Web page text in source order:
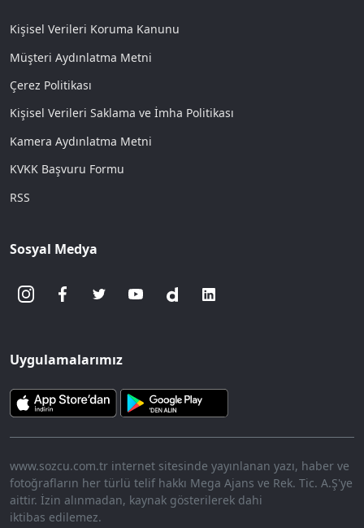
Kişisel Verileri Koruma Kanunu
Müşteri Aydınlatma Metni
Çerez Politikası
Kişisel Verileri Saklama ve İmha Politikası
Kamera Aydınlatma Metni
KVKK Başvuru Formu
RSS
Sosyal Medya
Uygulamalarımız
www.sozcu.com.tr internet sitesinde yayınlanan yazı, haber ve
fotoğrafların her türlü telif hakkı Mega Ajans ve Rek. Tic. A.Ş'ye
aittir. İzin alınmadan, kaynak gösterilerek dahi
iktibas edilemez.